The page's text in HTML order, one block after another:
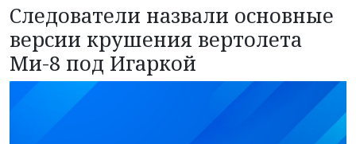
Следователи назвали основные
версии крушения вертолета
Ми-8 под Игаркой